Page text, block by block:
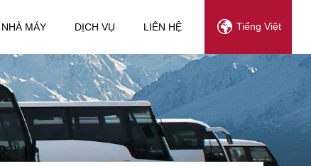
Tiếng Việt
NHÀ MÁY DỊCH VỤ LIÊN HỆ